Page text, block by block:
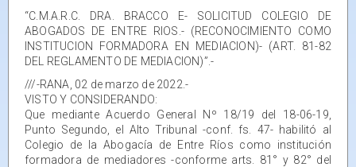
“C.M.A.R.C. DRA. BRACCO E- SOLICITUD COLEGIO DE
ABOGADOS DE ENTRE RIOS.- (RECONOCIMIENTO COMO
INSTITUCION FORMADORA EN MEDIACION)- (ART. 81-82
DEL REGLAMENTO DE MEDIACION)”.-
///-RANA, 02 de marzo de 2022.-
VISTO Y CONSIDERANDO:
Que mediante Acuerdo General Nº 18/19 del 18-06-19,
Punto Segundo, el Alto Tribunal -conf. fs. 47- habilitó al
Colegio de la Abogacía de Entre Ríos como institución
formadora de mediadores -conforme arts. 81° y 82° del